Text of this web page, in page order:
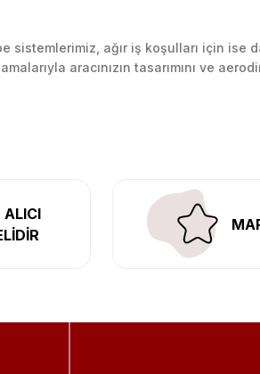
ağır iş koşulları için ise
aracınızın tasarımını ve
profesyonel montaj
ALICI